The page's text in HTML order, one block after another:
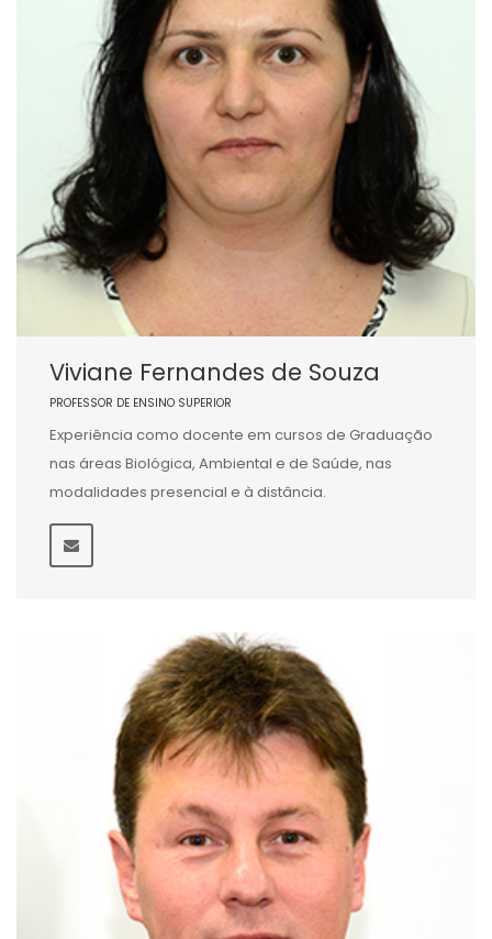
Viviane Fernandes de Souza
PROFESSOR DE ENSINO SUPERIOR
Experiência como docente em cursos de Graduação
nas áreas Biológica, Ambiental e de Saúde, nas
modalidades presencial e à distância.